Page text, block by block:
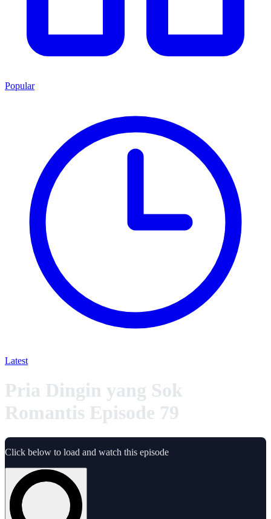
Popular
Latest
Pria Dingin yang Sok
Romantis Episode 79
Click below to load and watch this episode